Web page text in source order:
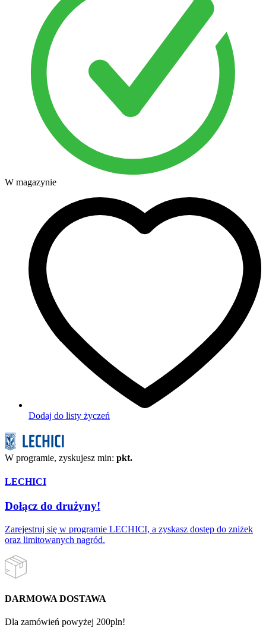
W magazynie
Dodaj do listy życzeń
W programie, zyskujesz min: pkt.
LECHICI
Dołącz do drużyny!
Zarejestruj się w programie LECHICI, a zyskasz dostęp do zniżek
oraz limitowanych nagród.
DARMOWA DOSTAWA
Dla zamówień powyżej 200pln!